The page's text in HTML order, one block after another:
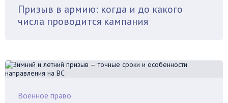
Призыв в армию: когда и до какого
числа проводится кампания
Военное право